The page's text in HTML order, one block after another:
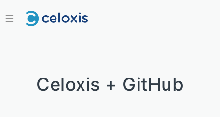
☰
Celoxis + GitHub